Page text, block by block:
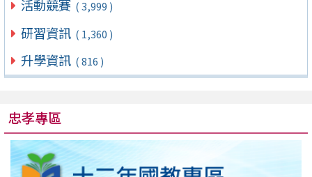
活動競賽 ( 3,999 )
研習資訊 ( 1,360 )
升學資訊 ( 816 )
忠孝專區